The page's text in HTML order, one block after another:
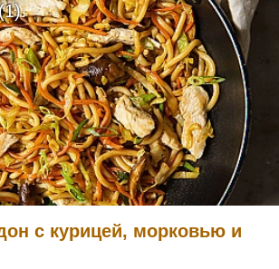
с курицей, морковью и